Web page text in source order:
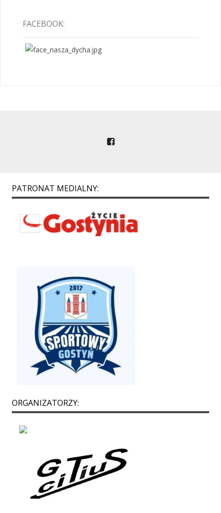
FACEBOOK:
PATRONAT MEDIALNY:
ORGANIZATORZY: